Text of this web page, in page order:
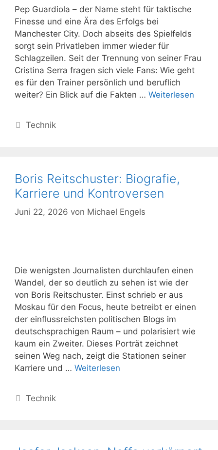
Pep Guardiola – der Name steht für taktische
Finesse und eine Ära des Erfolgs bei
Manchester City. Doch abseits des Spielfelds
sorgt sein Privatleben immer wieder für
Schlagzeilen. Seit der Trennung von seiner Frau
Cristina Serra fragen sich viele Fans: Wie geht
es für den Trainer persönlich und beruflich
weiter? Ein Blick auf die Fakten … Weiterlesen
Kategorien
Technik
Boris Reitschuster: Biografie,
Karriere und Kontroversen
Juni 22, 2026 von Michael Engels
Die wenigsten Journalisten durchlaufen einen
Wandel, der so deutlich zu sehen ist wie der
von Boris Reitschuster. Einst schrieb er aus
Moskau für den Focus, heute betreibt er einen
der einflussreichsten politischen Blogs im
deutschsprachigen Raum – und polarisiert wie
kaum ein Zweiter. Dieses Porträt zeichnet
seinen Weg nach, zeigt die Stationen seiner
Karriere und … Weiterlesen
Kategorien
Technik